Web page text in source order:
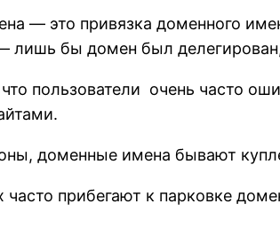
— это привязка доменного
лишь бы домен был делегирован,
пользователи очень часто
доменные имена бывают
часто прибегают к парковке